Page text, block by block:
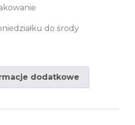
do środy
dodatkowe